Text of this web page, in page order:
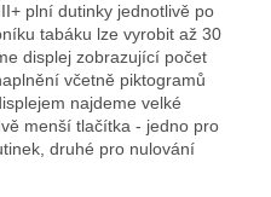
plní dutinky jednotlivě po
tabáku lze vyrobit až 30
displej zobrazující počet
včetně piktogramů
najdeme velké
menší tlačítka - jedno pro
druhé pro nulování